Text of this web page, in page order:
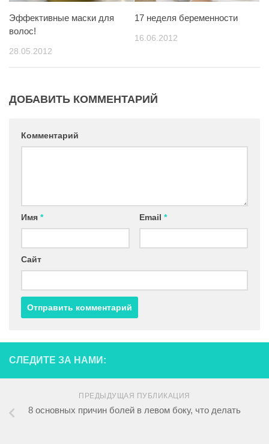
Эффективные маски для
волос!
28.05.2012
17 неделя беременности
16.06.2012
ДОБАВИТЬ КОММЕНТАРИЙ
Комментарий
Имя * Email *
Сайт
СЛЕДИТЕ ЗА НАМИ:
ПРЕДЫДУЩАЯ ПУБЛИКАЦИЯ
8 основных причин болей в левом боку, что делать